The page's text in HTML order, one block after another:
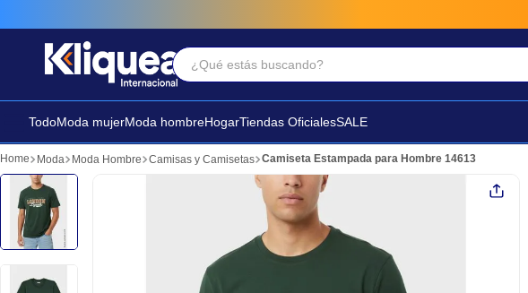
¿Qué estás buscando?
TodoModa mujerModa hombreHogarTiendas OficialesSALE
Moda Moda Hombre Camisas y Camisetas Camiseta Estampada para Hombre 14613
Términos Más Buscados
2. sandalia